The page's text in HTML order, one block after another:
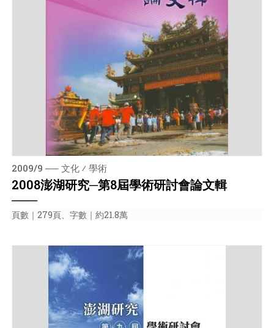
2009/9 ── 文化 ⁄ 學術
2008澎湖研究─第8屆學術研討會論文輯
───
頁數｜279頁、字數｜約21.8萬